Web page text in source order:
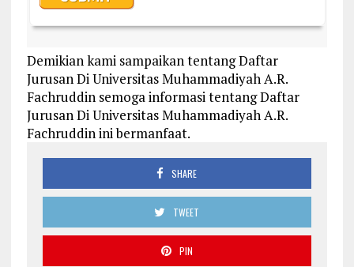
Demikian kami sampaikan tentang Daftar
Jurusan Di Universitas Muhammadiyah A.R.
Fachruddin semoga informasi tentang Daftar
Jurusan Di Universitas Muhammadiyah A.R.
Fachruddin ini bermanfaat.
SHARE
TWEET
PIN